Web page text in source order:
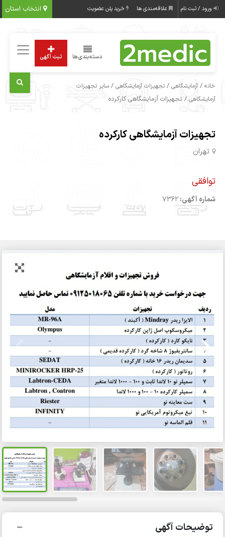
انتخاب استان ورود / ثبت نام علاقه‌مندی ها خرید پلن عضویت
دسته‌بندی‌ها ثبت آگهی
خانه /آزمایشگاهی /تجهیزات آزمایشگاهی /سایر تجهیزات
آزمایشگاهی / تجهیزات آزمایشگاهی کارکرده
تجهیزات آزمایشگاهی کارکرده
تهران
توافقی
شماره آگهی:7362
توضیحات آگهی